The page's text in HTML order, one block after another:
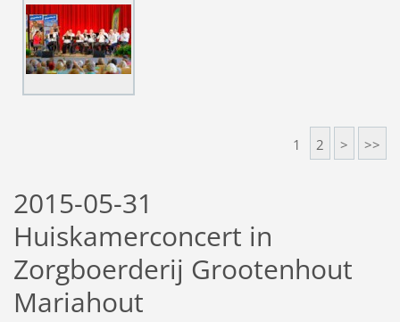
1 2 > >>
2015-05-31
Huiskamerconcert in
Zorgboerderij Grootenhout
Mariahout